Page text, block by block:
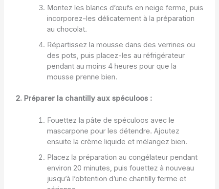
Montez les blancs d’œufs en neige ferme, puis
incorporez-les délicatement à la préparation
au chocolat.
Répartissez la mousse dans des verrines ou
des pots, puis placez-les au réfrigérateur
pendant au moins 4 heures pour que la
mousse prenne bien.
2. Préparer la chantilly aux spéculoos :
Fouettez la pâte de spéculoos avec le
mascarpone pour les détendre. Ajoutez
ensuite la crème liquide et mélangez bien.
Placez la préparation au congélateur pendant
environ 20 minutes, puis fouettez à nouveau
jusqu’à l’obtention d’une chantilly ferme et